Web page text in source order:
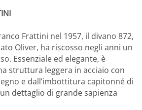
Frattini nel 1957, il divano 872,
Oliver, ha riscosso negli anni un
Essenziale ed elegante, è
struttura leggera in acciaio con
e dall’imbottitura capitonné di
dettaglio di grande sapienza